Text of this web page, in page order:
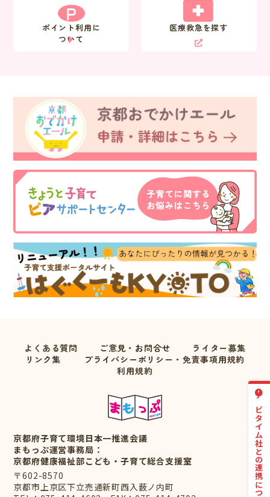
P
ポイント利用に
ついて
医療救急を探す
よくある質問 ご意見・お問合せ
ライター募集
リンク集
プライバシーポリシー・免責事項用規約
利用規約
京都府子育て環境日本一推進会議
まもっぷ運営事務局：
京都府健康福祉部こども・子育て総合支援室
〒602-8570
京都市上京区下立売通新町西入薮ノ内町
ナビタイム社との連携について